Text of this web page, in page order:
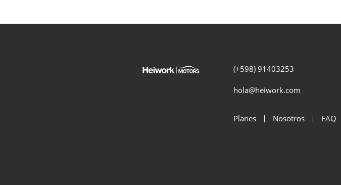
(+598) 91403253
hola@heiwork.com
Planes Nosotros FAQ